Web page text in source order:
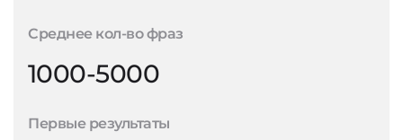
Среднее кол-во фраз
1000-5000
Первые результаты